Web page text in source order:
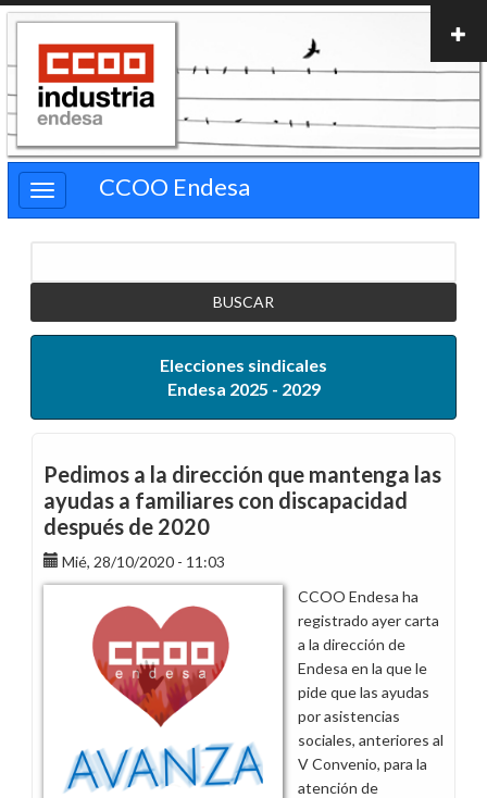
Pasar
contenido
principal
CCOO Endesa
Elecciones sindicales
Endesa 2025 - 2029
Pedimos a la dirección que mantenga las
ayudas a familiares con discapacidad
después de 2020
Mié, 28/10/2020 - 11:03
CCOO Endesa ha
registrado ayer carta
a la dirección de
Endesa en la que le
pide que las ayudas
por asistencias
sociales, anteriores al
V Convenio, para la
atención de